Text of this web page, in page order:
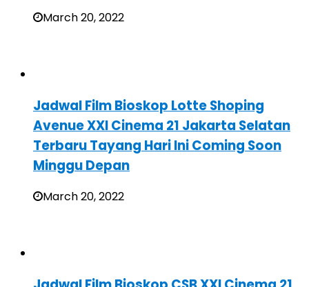
March 20, 2022
Jadwal Film Bioskop Lotte Shoping
Avenue XXI Cinema 21 Jakarta Selatan
Terbaru Tayang Hari Ini Coming Soon
Minggu Depan
March 20, 2022